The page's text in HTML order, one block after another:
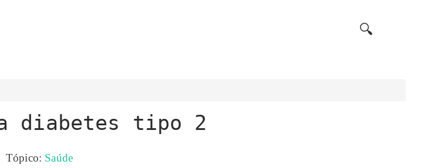
🔍
diabetes tipo 2
Tópico: Saúde